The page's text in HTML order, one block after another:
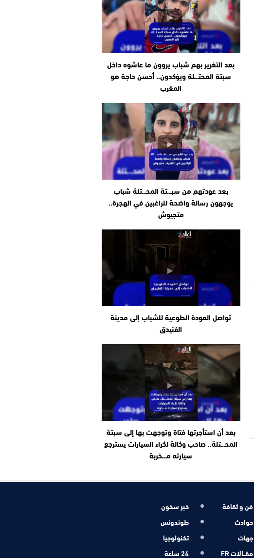
بعد التغرير بهم شباب يروون ما عاشوه داخل
سبتة المحتـ.ـلة ويؤكدون.. أحسن حاجة هو
المغرب
بعد عودتهم من سبـ.ـتة المحـ.ـتلة شباب
يوجهون رسالة واضحة للراغبين في الهجرة..
متجيوش
تواصل العودة الطوعية للشباب إلى مدينة
الفنيدق
بعد أن استأجرتها فتاة وتوجهت بها إلى سبتة
المحـ.ـتلة.. صاحب وكالة لكراء السيارات يسترجع
سيارته مـ.ـخربة
فن و ثقافة
حوادث
جهات
مقــالات FR
خبر سخون
طوندونس
تكنولوجيا
24 ساعة